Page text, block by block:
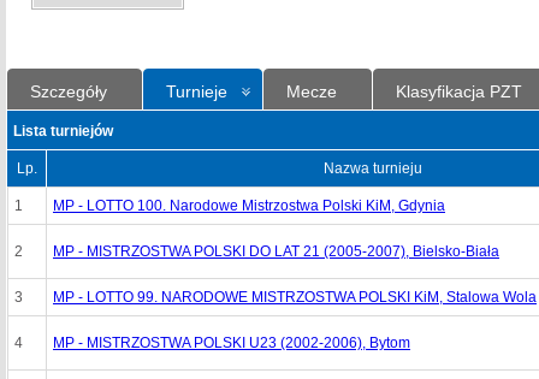
Szczegóły Turnieje Mecze Klasyfikacja PZT
Lista turniejów
Lp. Nazwa turnieju
1 MP - LOTTO 100. Narodowe Mistrzostwa Polski KiM, Gdynia
2 MP - MISTRZOSTWA POLSKI DO LAT 21 (2005-2007), Bielsko-Biała
3 MP - LOTTO 99. NARODOWE MISTRZOSTWA POLSKI KiM, Stalowa Wola
4 MP - MISTRZOSTWA POLSKI U23 (2002-2006), Bytom